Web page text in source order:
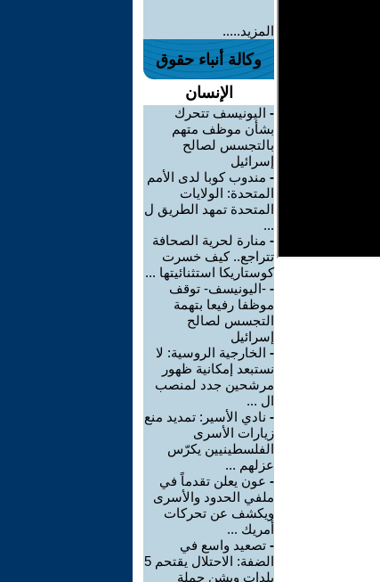
المزيد.....
وكالة أنباء حقوق
الإنسان
- اليونيسف تتحرك
بشأن موظف متهم
بالتجسس لصالح
إسرائيل
- مندوب كوبا لدى الأمم
المتحدة: الولايات
المتحدة تمهد الطريق ل
...
- منارة لحرية الصحافة
تتراجع.. كيف خسرت
كوستاريكا استثنائيتها ...
- -اليونيسف- توقف
موظفا رفيعا بتهمة
التجسس لصالح
إسرائيل
- الخارجية الروسية: لا
نستبعد إمكانية ظهور
مرشحين جدد لمنصب
ال ...
- نادي الأسير: تمديد منع
زيارات الأسرى
الفلسطينيين يكرّس
عزلهم ...
- عون يعلن تقدماً في
ملفي الحدود والأسرى
ويكشف عن تحركات
أمريك ...
- تصعيد واسع في
الضفة: الاحتلال يقتحم 5
بلدات ويشن حملة